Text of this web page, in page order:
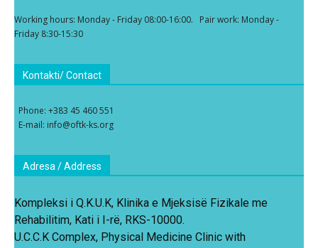
Working hours: Monday - Friday 08:00-16:00. Pair work: Monday -
Friday 8:30-15:30
Kontakti/ Contact
Phone: +383 45 460 551
E-mail: info@oftk-ks.org
Adresa / Address
Kompleksi i Q.K.U.K, Klinika e Mjeksisë Fizikale me
Rehabilitim, Kati i I-rë, RKS-10000.
U.C.C.K Complex, Physical Medicine Clinic with